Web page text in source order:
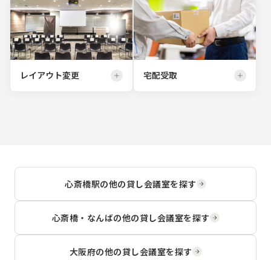
レイアウト変更 宅配受取
心斎橋駅の他の貸し会議室を探す
心斎橋・なんばの他の貸し会議室を探す
大阪府の他の貸し会議室を探す